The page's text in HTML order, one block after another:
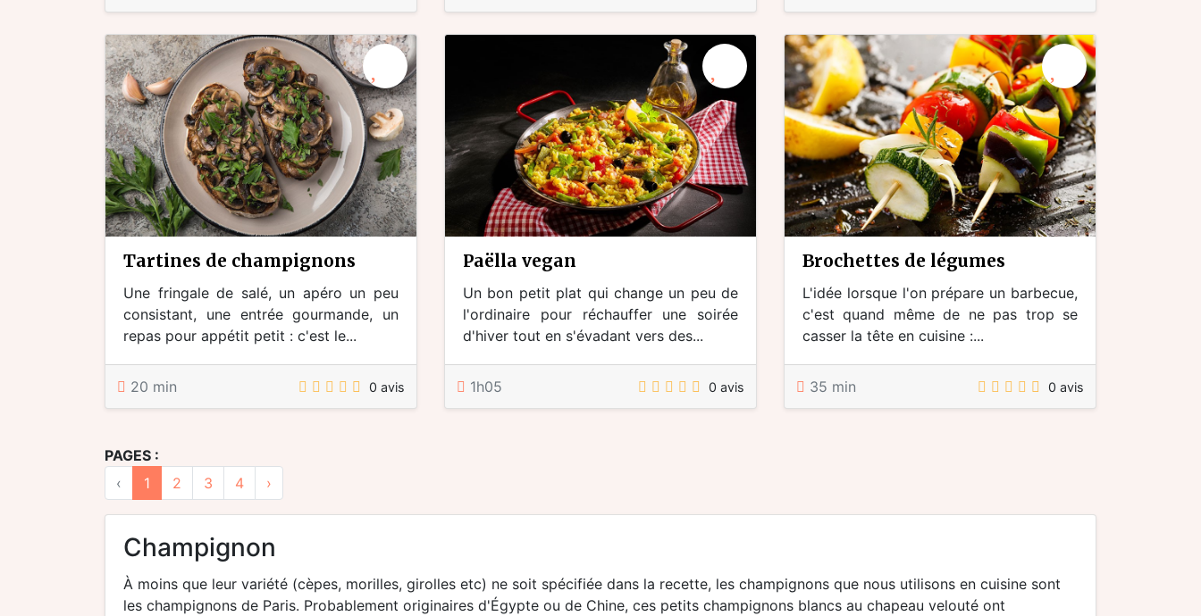
tartines de champignons
Une fringale de salé, un apéro un peu
consistant, une entrée gourmande, un
repas pour appétit petit : c'est le...
20 min 0 avis
paëlla vegan
Un bon petit plat qui change un peu de
l'ordinaire pour réchauffer une soirée
d'hiver tout en s'évadant vers des...
1h05 0 avis
brochettes de légumes
L'idée lorsque l'on prépare un barbecue,
c'est quand même de ne pas trop se
casser la tête en cuisine :...
35 min 0 avis
PAGES :
‹
1 2 3 4 ›
champignon
À moins que leur variété (cèpes, morilles, girolles etc) ne soit spécifiée dans la recette, les champignons que nous utilisons en cuisine sont
les champignons de Paris. Probablement originaires d'Égypte ou de Chine, ces petits champignons blancs au chapeau velouté ont